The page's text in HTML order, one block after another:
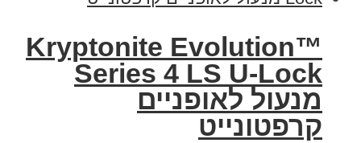
Kryptonite Evolution™
Series 4 LS U-Lock
מנעול לאופניים
קרפטונייט